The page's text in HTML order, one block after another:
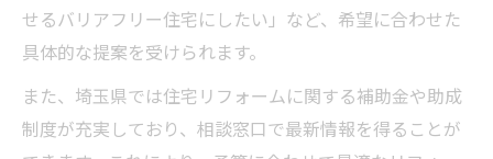
せるバリアフリー住宅にしたい」など、希望に合わせた
具体的な提案を受けられます。
また、埼玉県では住宅リフォームに関する補助金や助成
制度が充実しており、相談窓口で最新情報を得ることが